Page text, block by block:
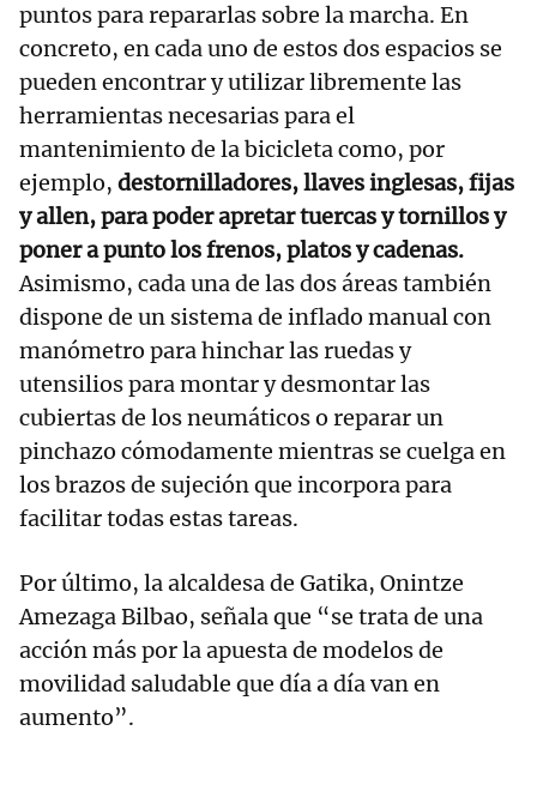
puntos para repararlas sobre la marcha. En
concreto, en cada uno de estos dos espacios se
pueden encontrar y utilizar libremente las
herramientas necesarias para el
mantenimiento de la bicicleta como, por
ejemplo, destornilladores, llaves inglesas, fijas
y allen, para poder apretar tuercas y tornillos y
poner a punto los frenos, platos y cadenas.
Asimismo, cada una de las dos áreas también
dispone de un sistema de inflado manual con
manómetro para hinchar las ruedas y
utensilios para montar y desmontar las
cubiertas de los neumáticos o reparar un
pinchazo cómodamente mientras se cuelga en
los brazos de sujeción que incorpora para
facilitar todas estas tareas.
Por último, la alcaldesa de Gatika, Onintze
Amezaga Bilbao, señala que “se trata de una
acción más por la apuesta de modelos de
movilidad saludable que día a día van en
aumento”.